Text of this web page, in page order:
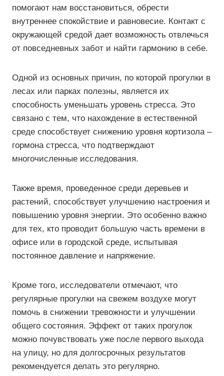
помогают нам восстановиться, обрести
внутреннее спокойствие и равновесие. Контакт с
окружающей средой дает возможность отвлечься
от повседневных забот и найти гармонию в себе.
Одной из основных причин, по которой прогулки в
лесах или парках полезны, является их
способность уменьшать уровень стресса. Это
связано с тем, что нахождение в естественной
среде способствует снижению уровня кортизола –
гормона стресса, что подтверждают
многочисленные исследования.
Также время, проведенное среди деревьев и
растений, способствует улучшению настроения и
повышению уровня энергии. Это особенно важно
для тех, кто проводит большую часть времени в
офисе или в городской среде, испытывая
постоянное давление и напряжение.
Кроме того, исследователи отмечают, что
регулярные прогулки на свежем воздухе могут
помочь в снижении тревожности и улучшении
общего состояния. Эффект от таких прогулок
можно почувствовать уже после первого выхода
на улицу, но для долгосрочных результатов
рекомендуется делать это регулярно.